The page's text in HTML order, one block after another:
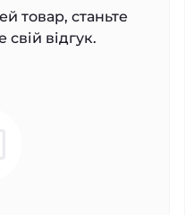
товар, станьте
відгук.